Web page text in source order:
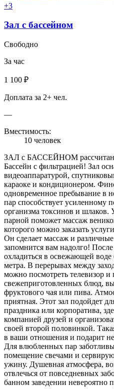
+3
Зал с бассейном
Свободно
За час
1 100 ₽
Доплата за 2+ чел.
—
Вместимость:
10 человек
ЗАЛ с БАССЕЙНОМ рассчитан
Бассейн с фильтрацией! Зал
видеоаппаратурой,
караоке и кондиционером.
одновременное пребывание в
пар способствует усиленному
организма токсинов и шлаков.
парной поможет массаж
которого можно заказать
Он сделает массаж и
запомнится вам надолго!
охладиться в освежающей воде
метра. В перерывах между
можно посмотреть телевизор и
свежеприготовленных блюд,
фруктового чая или пива.
приятная. Этот зал подойдет
праздника или корпоратива,
компанией друзей и
своей второй половинкой.
в ваши отношения и подарит
Для влюбленных пар
помещение свечами и
ужину. Душевная атмосфера,
отвлечься от повседневных
банном заведении невероятно